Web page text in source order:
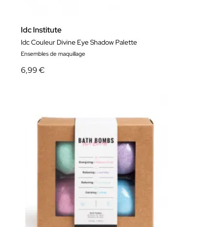
Idc Institute
Idc Couleur Divine Eye Shadow Palette
Ensembles de maquillage
6,99 €